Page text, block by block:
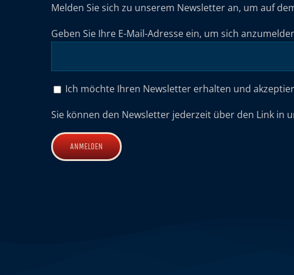
Melden Sie sich zu unserem Newsletter an, um auf
Geben Sie Ihre E-Mail-Adresse ein, um sich
Ich möchte Ihren Newsletter erhalten und
Sie können den Newsletter jederzeit über den Link in